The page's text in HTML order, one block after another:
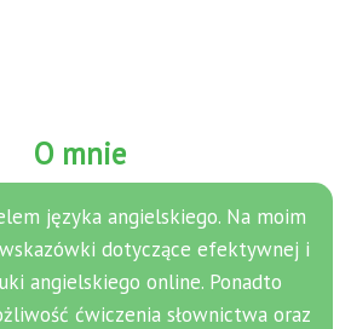
O mnie
języka angielskiego. Na moim
dotyczące efektywnej i
angielskiego online. Ponadto
ćwiczenia słownictwa oraz